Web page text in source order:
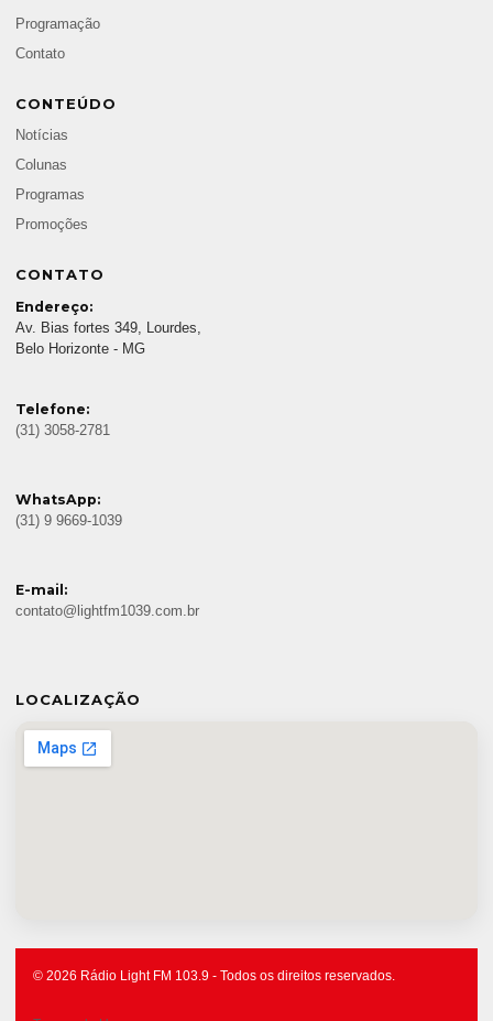
Programação
Contato
CONTEÚDO
Notícias
Colunas
Programas
Promoções
CONTATO
Endereço:
Av. Bias fortes 349, Lourdes,
Belo Horizonte - MG
Telefone:
(31) 3058-2781
WhatsApp:
(31) 9 9669-1039
E-mail:
contato@lightfm1039.com.br
LOCALIZAÇÃO
© 2026 Rádio Light FM 103.9 - Todos os direitos reservados.